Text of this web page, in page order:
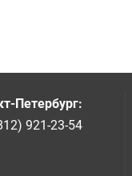
Петербург:
921-23-54